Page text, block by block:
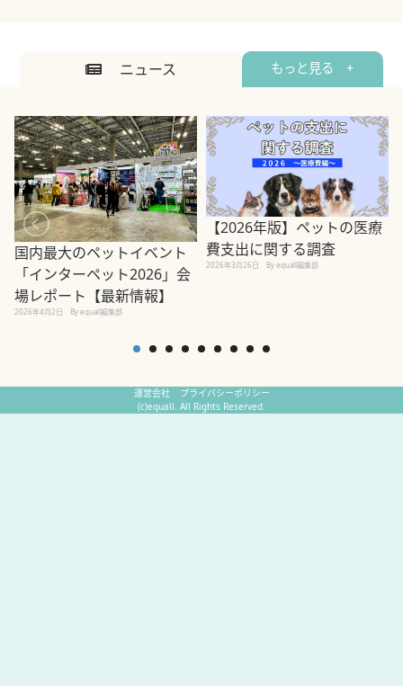
ニュース もっと見る +
国内最大のペットイベント
「インターペット2026」会
場レポート【最新情報】
2026年4月2日 By equall編集部
【2026年版】ペットの医療
費支出に関する調査
2026年3月26日 By equall編集部
運営会社
プライバシーポリシー
(c)equall. All Rights Reserved.